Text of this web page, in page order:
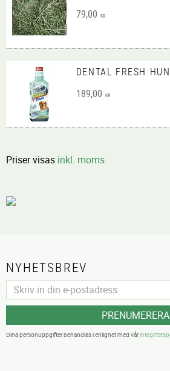
79,00 KR
DENTAL FRESH
189,00 KR
Priser visas inkl. moms
NYHETSBREV
PRENUMERERA
Dina personuppgifter behandlas i enlighet med vår